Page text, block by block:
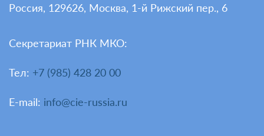
Россия, 129626, Москва, 1-й Рижский пер., 6
Секретариат РНК МКО:
Тел: +7 (985) 428 20 00
E-mail: info@cie-russia.ru